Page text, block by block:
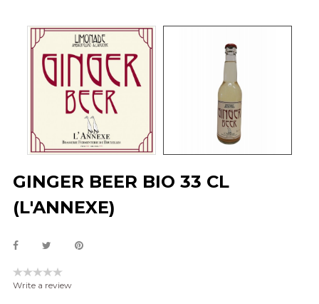
GINGER BEER BIO 33 CL
(L'ANNEXE)
Write a review